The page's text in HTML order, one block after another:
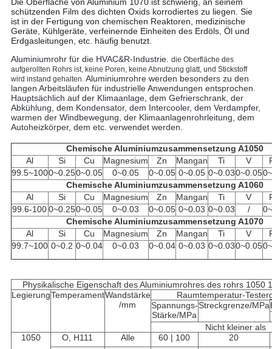
Die Oberfläche von Aluminium 1070 ist schwierig, an seinem
schützenden Film des dichten Oxids korrodiertes zu liegen. Sie
ist in der Fertigung von chemischen Reaktoren, medizinische
Geräte, Kühlgeräte, verfeinernde Einheiten des Erdöls, Öl und
Erdgasleitungen, etc. häufig benutzt.
Aluminiumrohr für die HVAC&R-Industrie. die Oberfläche des
aufgerollten Rohrs ist, keine Poren, keine Abnutzung glatt, und Stickstoff
wird instand gehalten. Aluminiumrohre werden besonders zu den
langen Arbeitsläufen für industrielle Anwendungen entsprochen.
Hauptsächlich auf der Klimaanlage, dem Gefrierschrank, der
Abkühlung, dem Kondensator, dem Intercooler, dem Verdampfer,
warmen der Windbewegung, der Klimaanlagenrohrleitung, dem
Autoheizkörper, dem etc. verwendet werden.
Chemische Aluminiumzusammensetzung A1050
Al
Si Cu Magnesium Zn Mangan Ti V
99.5~1000~0.250~0.05 0~0.05 0~0.05 0~0.05 0~0.030~0.05
Chemische Aluminiumzusammensetzung A1060
Al
Si Cu Magnesium Zn Mangan Ti V
99.6-1000~0.250~0.05 0~0.03 0~0.05 0~0.03 0~0.03 /
Chemische Aluminiumzusammensetzung A1070
Al
Si Cu Magnesium Zn Mangan Ti V
99.7~100 0~0.2 0~0.04 0~0.03 0~0.04 0~0.03 0~0.030~0.05
Physikalische Eigenschaft des Aluminiumrohres des rohrs 1050
LegierungTemperamentWandstärke
/mm
Raumtemperatur-
Spannungs-
Stärke/MPa
Streckgrenze/MPa
Nicht kleiner als
1050
O, H111 Alle 60 | 100
20